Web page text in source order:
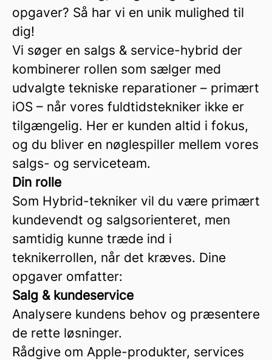
opgaver? Så har vi en unik mulighed til
dig!
Vi søger en salgs & service-hybrid der
kombinerer rollen som sælger med
udvalgte tekniske reparationer – primært
iOS – når vores fuldtidstekniker ikke er
tilgængelig. Her er kunden altid i fokus,
og du bliver en nøglespiller mellem vores
salgs- og serviceteam.
Din rolle
Som Hybrid-tekniker vil du være primært
kundevendt og salgsorienteret, men
samtidig kunne træde ind i
teknikerrollen, når det kræves. Dine
opgaver omfatter:
Salg & kundeservice
Analysere kundens behov og præsentere
de rette løsninger.
Rådgive om Apple-produkter, services